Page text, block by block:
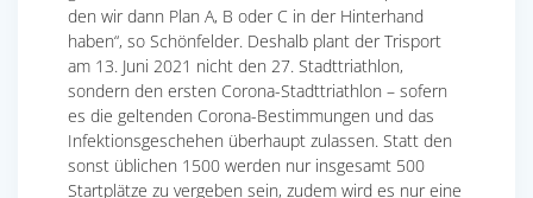
den wir dann Plan A, B oder C in der Hinterhand
haben“, so Schönfelder. Deshalb plant der Trisport
am 13. Juni 2021 nicht den 27. Stadttriathlon,
sondern den ersten Corona-Stadttriathlon – sofern
es die geltenden Corona-Bestimmungen und das
Infektionsgeschehen überhaupt zulassen. Statt den
sonst üblichen 1500 werden nur insgesamt 500
Startplätze zu vergeben sein, zudem wird es nur eine